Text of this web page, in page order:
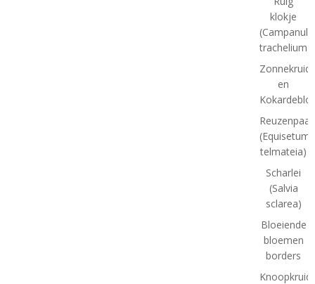
klokje
(Campanula
trachelium)
Zonnekruid
en
(Equisetum
telmateia)
Scharlei
(Salvia
sclarea)
Bloeiende
bloemen
borders
Knoopkruid